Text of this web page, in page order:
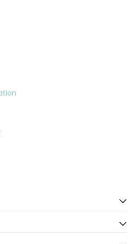
uns auf